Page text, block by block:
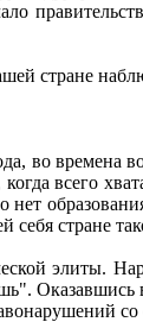
стране
во времена
всего
нет
стране
элиты.
со